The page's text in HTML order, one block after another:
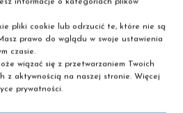
pliki cookie lub odrzucić te, które nie są
prawo do wglądu w swoje ustawienia
czasie.
wiązać się z przetwarzaniem Twoich
z aktywnością na naszej stronie. Więcej
prywatności.
i praktyczne umiejętności.
dla osób, które kochają
pomysłami. Nie musisz być
– wystarczy otwarty umysł
rzeczy.